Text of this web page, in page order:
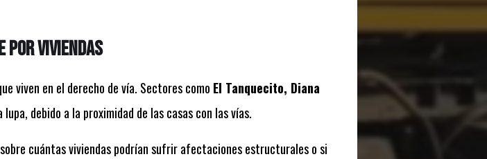
por viviendas
viven en el derecho de vía. Sectores como El Tanquecito, Diana
lupa, debido a la proximidad de las casas con las vías.
cuántas viviendas podrían sufrir afectaciones estructurales o si